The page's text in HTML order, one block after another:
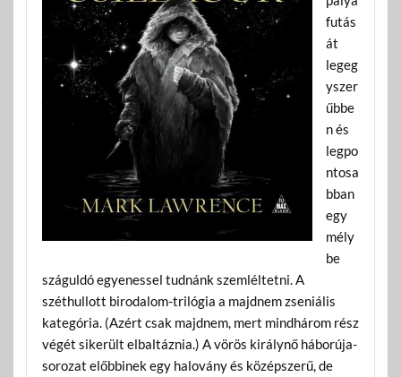
futás
át
legeg
yszer
űbbe
n és
legpo
ntosa
bban
egy
mély
be
száguldó egyenessel tudnánk szemléltetni. A
széthullott birodalom-trilógia a majdnem zseniális
kategória. (Azért csak majdnem, mert mindhárom rész
végét sikerült elbaltáznia.) A vörös királynő háborúja-
sorozat előbbinek egy halovány és középszerű, de